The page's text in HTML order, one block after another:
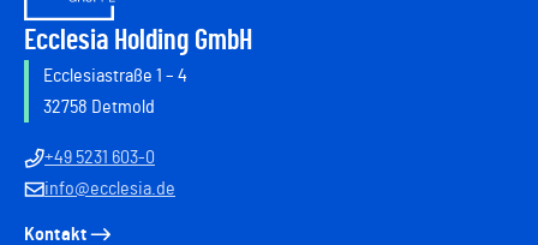
Ecclesia Holding GmbH
Ecclesiastraße 1 – 4
32758 Detmold
+49 5231 603-0
info@ecclesia.de
Kontakt